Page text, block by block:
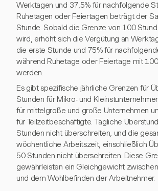
Werktagen und 37,5% für nachfolgende
Ruhetagen oder Feiertagen beträgt der
Stunde. Sobald die Grenze von 100
wird, erhöht sich die Vergütung an
die erste Stunde und 75% für
während Ruhetage oder Feiertage mit
werden.
Es gibt spezifische jährliche Grenzen für
Stunden für Mikro- und
für mittelgroße und große Unternehmen
für Teilzeitbeschäftigte. Tägliche
Stunden nicht überschreiten, und die
wöchentliche Arbeitszeit, einschließlich
50 Stunden nicht überschreiten. Diese
gewährleisten ein Gleichgewicht
und dem Wohlbefinden der Arbeitnehmer.